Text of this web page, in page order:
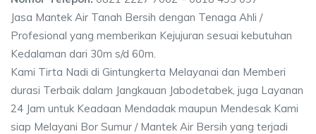
Jasa Mantek Air Tanah Bersih dengan Tenaga Ahli /
Profesional yang memberikan Kejujuran sesuai kebutuhan
Kedalaman dari 30m s/d 60m.
Kami Tirta Nadi di Gintungkerta Melayanai dan Memberi
durasi Terbaik dalam Jangkauan Jabodetabek, juga Layanan
24 Jam untuk Keadaan Mendadak maupun Mendesak Kami
siap Melayani Bor Sumur / Mantek Air Bersih yang terjadi